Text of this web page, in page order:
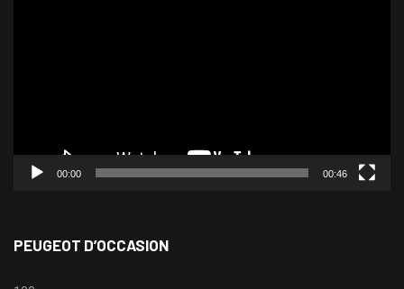
00:00 00:46
PEUGEOT D’OCCASION